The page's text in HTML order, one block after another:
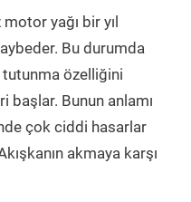
motor yağı bir yıl
Bu durumda
özelliğini
başlar. Bunun anlamı
çok ciddi hasarlar
akmaya karşı